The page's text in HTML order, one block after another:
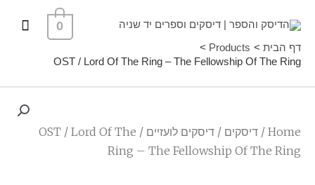
0
דף הבית
Products
OST / Lord Of The Ring – The Fellowship Of The Ring
Home
/ דיסקים / דיסקים לועזיים
/ OST / Lord Of The
Ring – The Fellowship Of The Ring